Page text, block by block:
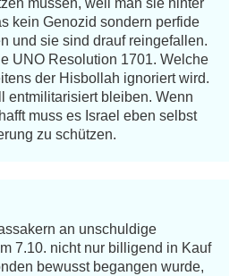
kein Genozid sondern perfide
und sie sind drauf reingefallen.
UNO Resolution 1701. Welche
der Hisbollah ignoriert wird.
entmilitarisiert bleiben. Wenn
muss es Israel eben selbst
zu schützen.
an unschuldige
7.10. nicht nur billigend in Kauf
bewusst begangen wurde,